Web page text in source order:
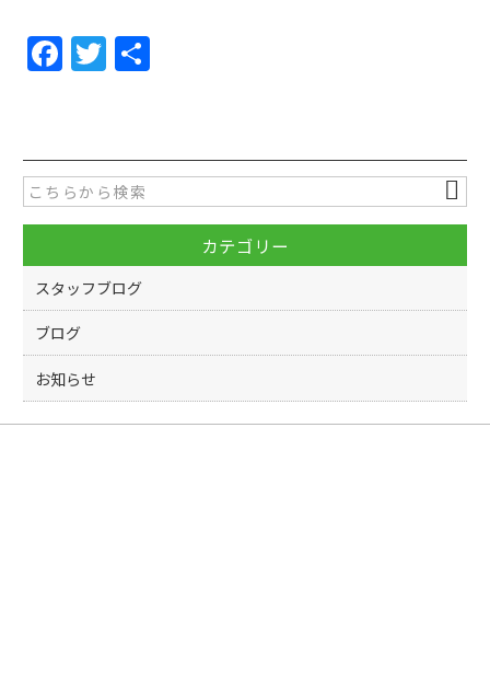
F
a
e
b
o
o
k
T
w
er
カテゴリー
スタッフブログ
ブログ
お知らせ